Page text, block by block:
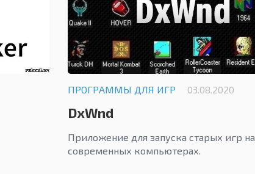
ПРОГРАММЫ ДЛЯ ИГР 03.08.2020
DxWnd
Приложение для запуска старых игр на
современных компьютерах.